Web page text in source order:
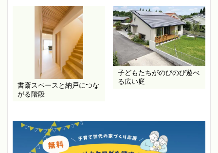
書斎スペースと納戸につな
がる階段
子どもたちがのびのび遊べ
る広い庭